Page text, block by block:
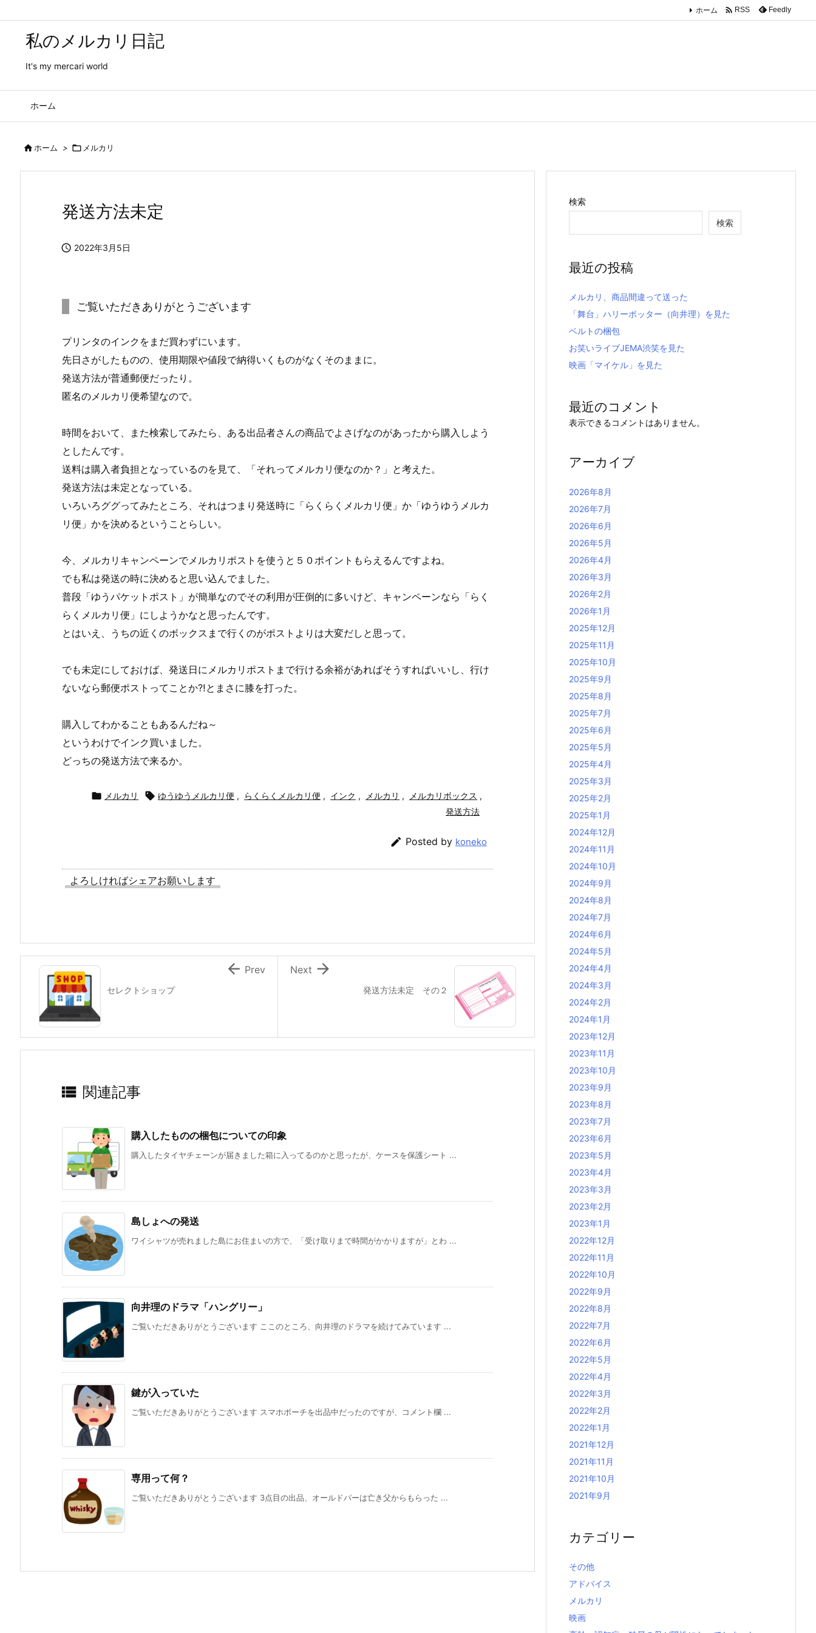
私のメルカリ日記
It's my mercari world
ホーム
ホーム  RSS Feedly
ホーム >  メルカリ
発送方法未定
 2022年3月5日
ご覧いただきありがとうございます
プリンタのインクをまだ買わずにいます。
先日さがしたものの、使用期限や値段で納得いくものがなくそのままに。
発送方法が普通郵便だったり。
匿名のメルカリ便希望なので。
時間をおいて、また検索してみたら、ある出品者さんの商品でよさげなのがあったから購入しよう
としたんです。
送料は購入者負担となっているのを見て、「それってメルカリ便なのか？」と考えた。
発送方法は未定となっている。
いろいろググってみたところ、それはつまり発送時に「らくらくメルカリ便」か「ゆうゆうメルカ
リ便」かを決めるということらしい。
今、メルカリキャンペーンでメルカリポストを使うと５０ポイントもらえるんですよね。
でも私は発送の時に決めると思い込んでました。
普段「ゆうパケットポスト」が簡単なのでその利用が圧倒的に多いけど、キャンペーンなら「らく
らくメルカリ便」にしようかなと思ったんです。
とはいえ、うちの近くのボックスまで行くのがポストよりは大変だしと思って。
でも未定にしておけば、発送日にメルカリポストまで行ける余裕があればそうすればいいし、行け
ないなら郵便ポストってことか⁈とまさに膝を打った。
購入してわかることもあるんだね～
というわけでインク買いました。
どっちの発送方法で来るか。
 メルカリ  ゆうゆうメルカリ便 , らくらくメルカリ便 , インク , メルカリ , メルカリボックス ,
発送方法
 Posted by koneko
よろしければシェアお願いします
発送方法未定 その２

Next
セレクトショップ
 Prev
 関連記事
購入したものの梱包についての印象
購入したタイヤチェーンが届きました箱に入ってるのかと思ったが、ケースを保護シート ...
島しょへの発送
ワイシャツが売れました島にお住まいの方で、「受け取りまで時間がかかりますが」とわ ...
向井理のドラマ「ハングリー」
ご覧いただきありがとうございます ここのところ、向井理のドラマを続けてみています ...
鍵が入っていた
ご覧いただきありがとうございます スマホポーチを出品中だったのですが、コメント欄 ...
専用って何？
ご覧いただきありがとうございます 3点目の出品、オールドパーは亡き父からもらった ...
検索
検索
最近の投稿
メルカリ、商品間違って送った
「舞台」ハリーポッター（向井理）を見た
ベルトの梱包
お笑いライブJEMA渋笑を見た
映画「マイケル」を見た
最近のコメント
表示できるコメントはありません。
アーカイブ
2026年8月
2026年7月
2026年6月
2026年5月
2026年4月
2026年3月
2026年2月
2026年1月
2025年12月
2025年11月
2025年10月
2025年9月
2025年8月
2025年7月
2025年6月
2025年5月
2025年4月
2025年3月
2025年2月
2025年1月
2024年12月
2024年11月
2024年10月
2024年9月
2024年8月
2024年7月
2024年6月
2024年5月
2024年4月
2024年3月
2024年2月
2024年1月
2023年12月
2023年11月
2023年10月
2023年9月
2023年8月
2023年7月
2023年6月
2023年5月
2023年4月
2023年3月
2023年2月
2023年1月
2022年12月
2022年11月
2022年10月
2022年9月
2022年8月
2022年7月
2022年6月
2022年5月
2022年4月
2022年3月
2022年2月
2022年1月
2021年12月
2021年11月
2021年10月
2021年9月
カテゴリー
その他
アドバイス
メルカリ
映画